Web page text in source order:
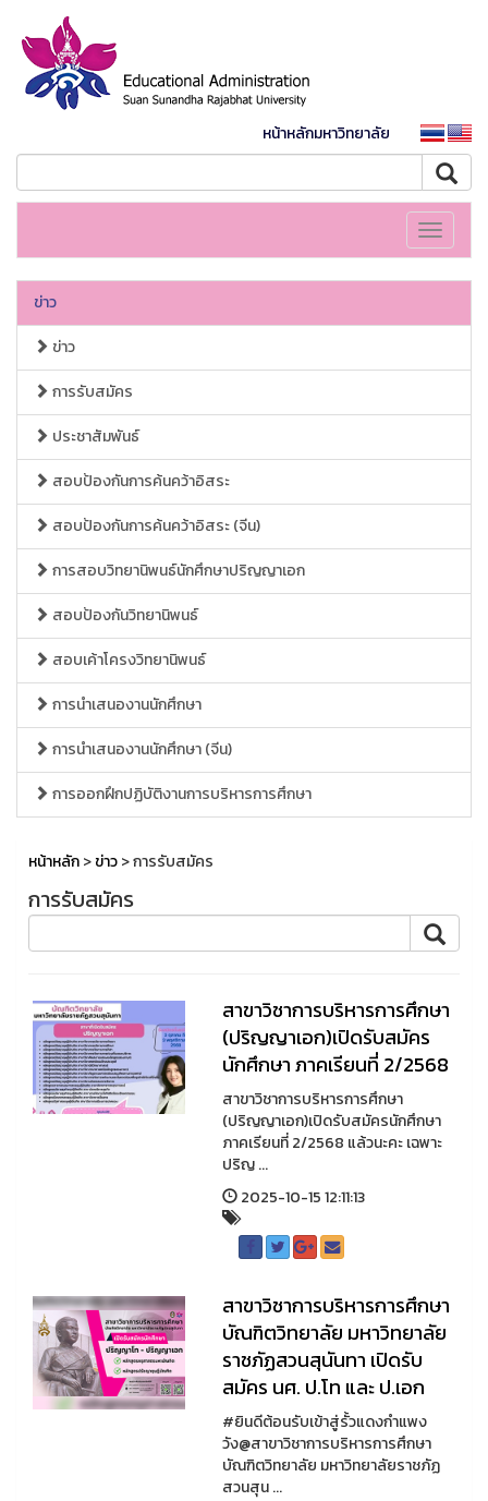
หน้าหลักมหาวิทยาลัย
Toggle
ข่าว
ข่าว
การรับสมัคร
ประชาสัมพันธ์
สอบป้องกันการค้นคว้าอิสระ
สอบป้องกันการค้นคว้าอิสระ (จีน)
การสอบวิทยานิพนธ์นักศึกษาปริญญาเอก
สอบป้องกันวิทยานิพนธ์
สอบเค้าโครงวิทยานิพนธ์
การนำเสนองานนักศึกษา
การนำเสนองานนักศึกษา (จีน)
การออกฝึกปฏิบัติงานการบริหารการศึกษา
หน้าหลัก>ข่าว> การรับสมัคร
การรับสมัคร
สาขาวิชาการบริหารการศึกษา
(ปริญญาเอก)เปิดรับสมัคร
นักศึกษา ภาคเรียนที่ 2/2568
สาขาวิชาการบริหารการศึกษา
(ปริญญาเอก)เปิดรับสมัครนักศึกษา
ภาคเรียนที่ 2/2568 แล้วนะคะ เฉพาะ
ปริญ ...
2025-10-15 12:11:13
สาขาวิชาการบริหารการศึกษา
บัณฑิตวิทยาลัย มหาวิทยาลัย
ราชภัฏสวนสุนันทา เปิดรับ
สมัคร นศ. ป.โท และ ป.เอก
#ยินดีต้อนรับเข้าสู่รั้วแดงกำแพง
วัง@สาขาวิชาการบริหารการศึกษา
บัณฑิตวิทยาลัย มหาวิทยาลัยราชภัฏ
สวนสุน ...